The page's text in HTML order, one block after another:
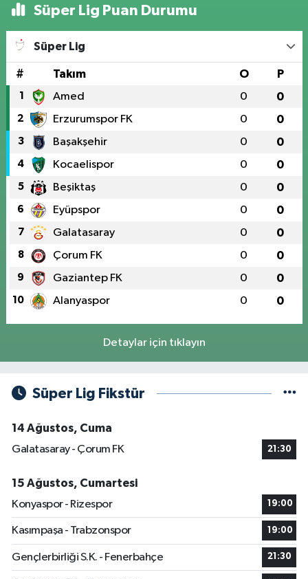
Süper Lig Puan Durumu
Süper Lig
# Takım O P
1 Amed 0 0
2 Erzurumspor FK 0 0
3 Başakşehir 0 0
4 Kocaelispor 0 0
5 Beşiktaş 0 0
6 Eyüpspor 0 0
7 Galatasaray 0 0
8 Çorum FK 0 0
9 Gaziantep FK 0 0
10 Alanyaspor 0 0
Detaylar için tıklayın
Süper Lig Fikstür
14 Ağustos, Cuma
Galatasaray - Çorum FK
21:30
15 Ağustos, Cumartesi
Konyaspor - Rizespor
19:00
Kasımpaşa - Trabzonspor 19:00
Gençlerbirliği S.K. - Fenerbahçe 21:30